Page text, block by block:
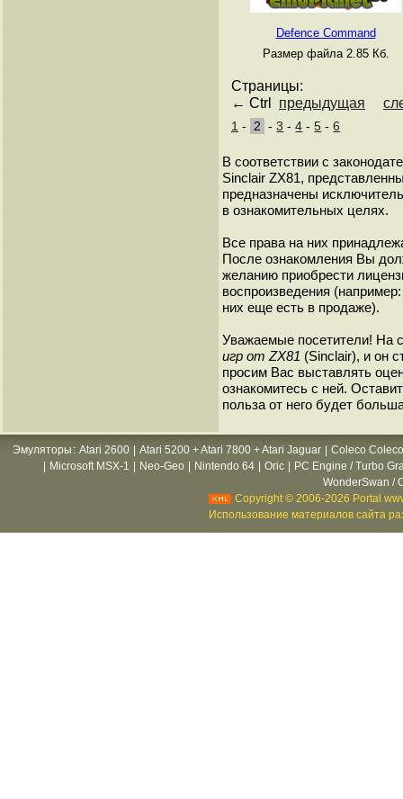
Defence Command
Размер файла 2.85 Кб.
Страницы:
← Ctrl предыдущая
1 - 2 -3 -4 -5 -6
В соответствии с
Sinclair ZX81,
предназначены
в ознакомительных целях.
Все права на них
После ознакомления Вы
желанию приобрести
воспроизведения
них еще есть в продаже).
Уважаемые посетители! На
игр от ZX81 (Sinclair), и он
просим Вас выставлять
ознакомитесь с ней.
польза от него будет
Эмуляторы : Atari 2600 Atari 5200 + Atari 7800 + Atari Jaguar
Coleco
Microsoft MSX-1 Neo-Geo Nintendo 64 Oric
PC Engine / Turbo
WonderSwan /
Copyright © 2006-2026 Portal
Использование материалов сайта